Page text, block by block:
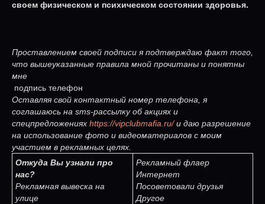
своем физическом и психическом состоянии здоровья.
Проставлением своей подписи я подтверждаю факт того,
что вышеуказанные правила мной прочитаны и понятны
мне
подпись телефон
Оставляя свой контактный номер телефона, я
соглашаюсь на sms-рассылку об акциях и
спецпредложениях https://vipclubmafia.ru/и даю разрешение
на использование фото и видеоматериалов с моим
участием в рекламных целях.
Откуда Вы узнали про
нас?
Рекламная вывеска на
улице
Рекламный флаер
Интернет
Посоветовали друзья
Другое